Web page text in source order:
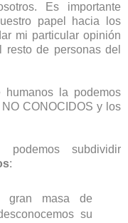
Es importante
papel hacia los
mi particular opinión
de personas del
la podemos
CONOCIDOS y los
subdividir
:
masa de
su